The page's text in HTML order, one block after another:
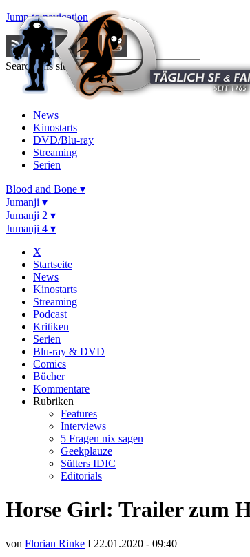
Jump to navigation
Search this site
News
Kinostarts
DVD/Blu-ray
Streaming
Serien
Blood and Bone ▾
Jumanji ▾
Jumanji 2 ▾
Jumanji 4 ▾
X
Startseite
News
Kinostarts
Streaming
Podcast
Kritiken
Serien
Blu-ray & DVD
Comics
Bücher
Kommentare
Rubriken
Features
Interviews
5 Fragen nix sagen
Geekplauze
Sülters IDIC
Editorials
Horse Girl: Trailer zum
von Florian Rinke I 22.01.2020 - 09:40